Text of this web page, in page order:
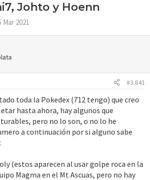
Johto y Hoenn
Mar 2021
#3.841
toda la Pokedex (712 tengo) que creo
hasta ahora, hay algunos que
pero no lo son, o no lo he
a continuación por si alguno sabe
(estos aparecen al usar golpe roca en la
Magma en el Mt Ascuas, pero no hay